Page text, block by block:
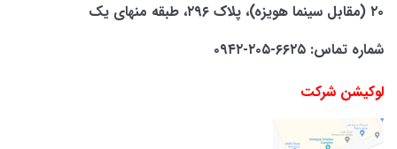
۲۰ (مقابل سینما هویزه)، پلاک ۲۹۶، طبقه منهای یک
شماره تماس: ۶۶۲۵-۲۰۵-۰۹۴۲
لوکیشن شرکت